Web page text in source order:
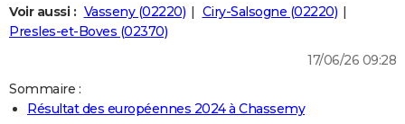
Mobiles
Meilleur smartphone
Internet
Ordinateurs
Jeux vidéo
Guide high-tech
+
BRICOLAGE
Guides de France
Escapades
Patrimoine
Expositions
Musées
Week-end nature
LIFESTYLE
Voir aussi : Vasseny (02220)
Ciry-Salsogne (02220)
Presles-et-Boves (02370)
17/06/26 09:28
Sommaire :
Résultat des européennes 2024 à Chassemy